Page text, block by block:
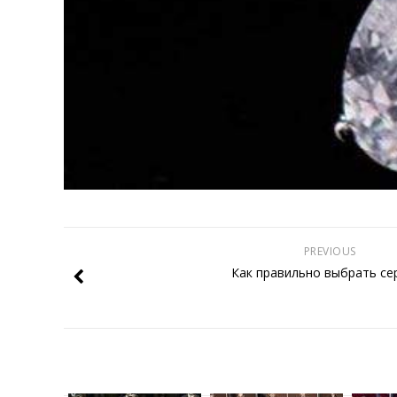
PREVIOUS
Как правильно выбрать